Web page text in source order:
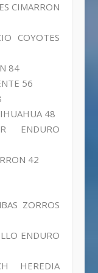
CIMARRON
COYOTES
84
56
48
ENDURO
42
ZORROS
ENDURO
HEREDIA